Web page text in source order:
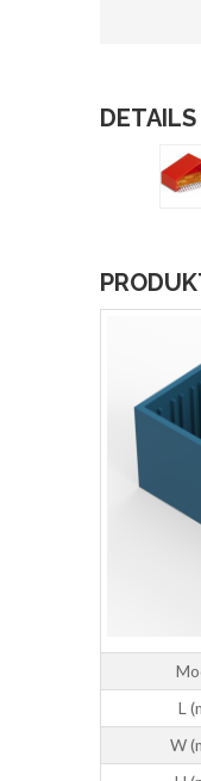
DETAILS
L
W